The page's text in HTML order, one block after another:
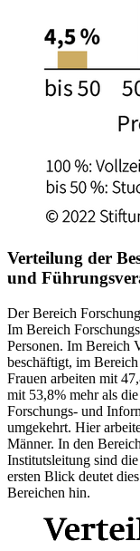
Verteilung der
und
Der Bereich
Im Bereich
Personen. Im Bereich
beschäftigt, im
Frauen arbeiten mit
mit 53,8% mehr als
Forschungs- und
umgekehrt. Hier
Männer. In den
Institutsleitung sind
ers­ten Blick deutet
Bereichen hin.